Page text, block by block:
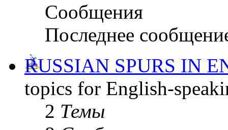
Сообщения
Последнее
RUSSIAN SPURS IN
topics for English-
2 Темы